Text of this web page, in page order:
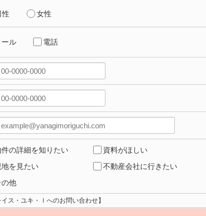
性 女性
ール 電話
件の詳細を知りたい
資料がほしい
地を見たい
不動産会社に行きたい
の他
イス・ユキ・ｌへのお問い合わせ】